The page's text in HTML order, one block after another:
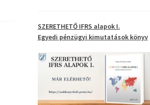
SZERETHETŐ IFRS alapok I.
Egyedi pénzügyi kimutatások könyv